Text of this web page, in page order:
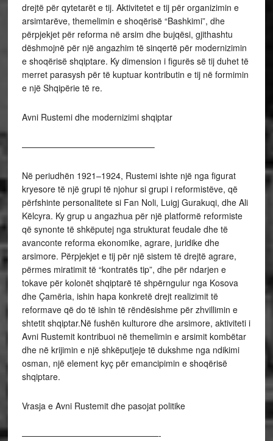
drejtë për qytetarët e tij. Aktivitetet e tij për organizimin e
arsimtarëve, themelimin e shoqërisë “Bashkimi”, dhe
përpjekjet për reforma në arsim dhe bujqësi, gjithashtu
dëshmojnë për një angazhim të sinqertë për modernizimin
e shoqërisë shqiptare. Ky dimension i figurës së tij duhet të
merret parasysh për të kuptuar kontributin e tij në formimin
e një Shqipërie të re.
Avni Rustemi dhe modernizimi shqiptar
———————————————–
Në periudhën 1921–1924, Rustemi ishte një nga figurat
kryesore të një grupi të njohur si grupi i reformistëve, që
përfshinte personalitete si Fan Noli, Luigj Gurakuqi, dhe Ali
Këlcyra. Ky grup u angazhua për një platformë reformiste
që synonte të shkëputej nga strukturat feudale dhe të
avanconte reforma ekonomike, agrare, juridike dhe
arsimore. Përpjekjet e tij për një sistem të drejtë agrare,
përmes miratimit të “kontratës tip”, dhe për ndarjen e
tokave për kolonët shqiptarë të shpërngulur nga Kosova
dhe Çamëria, ishin hapa konkretë drejt realizimit të
reformave që do të ishin të rëndësishme për zhvillimin e
shtetit shqiptar.Në fushën kulturore dhe arsimore, aktiviteti i
Avni Rustemit kontribuoi në themelimin e arsimit kombëtar
dhe në krijimin e një shkëputjeje të dukshme nga ndikimi
osman, një element kyç për emancipimin e shoqërisë
shqiptare.
Vrasja e Avni Rustemit dhe pasojat politike
————————————————-